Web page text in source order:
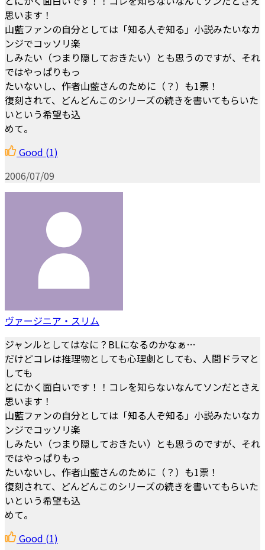
思います！
山藍ファンの自分としては「知る人ぞ知る」小説みたいなカ
ンジでコッソリ楽
しみたい（つまり隠しておきたい）とも思うのですが、それ
ではやっぱりもっ
たいないし、作者山藍さんのために（？）も1票！
復刻されて、どんどんこのシリーズの続きを書いてもらいた
いという希望も込
めて。
Good (1)
2006/07/09
ヴァージニア・スリム
ジャンルとしてはなに？BLになるのかなぁ…
だけどコレは推理物としても心理劇としても、人間ドラマと
しても
とにかく面白いです！！コレを知らないなんてソンだとさえ
思います！
山藍ファンの自分としては「知る人ぞ知る」小説みたいなカ
ンジでコッソリ楽
しみたい（つまり隠しておきたい）とも思うのですが、それ
ではやっぱりもっ
たいないし、作者山藍さんのために（？）も1票！
復刻されて、どんどんこのシリーズの続きを書いてもらいた
いという希望も込
めて。
Good (1)